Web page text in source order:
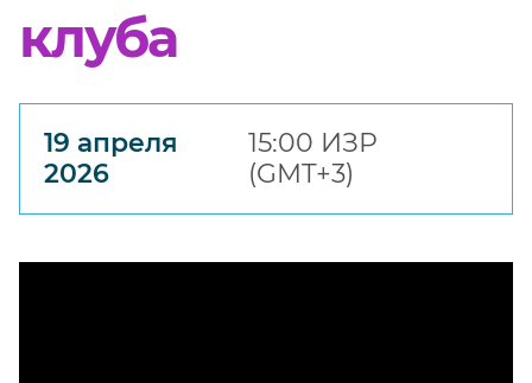
клуба
19 апреля
2026
15:00 ИЗР
(GMT+3)